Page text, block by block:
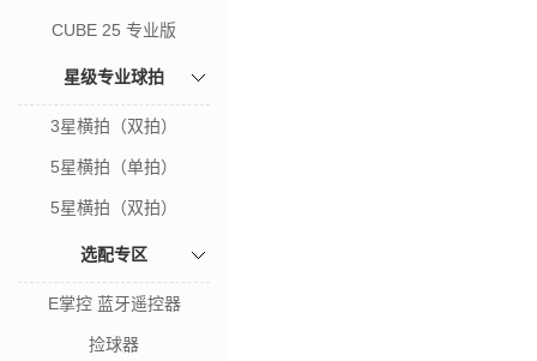
CUBE 25 专业版
星级专业球拍
3星横拍（双拍）
5星横拍（单拍）
5星横拍（双拍）
选配专区
E掌控 蓝牙遥控器
捡球器